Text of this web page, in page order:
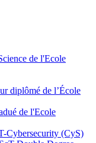
de l'Ecole
diplômé de l’École
de l'Ecole
Cybersecurity (CyS)